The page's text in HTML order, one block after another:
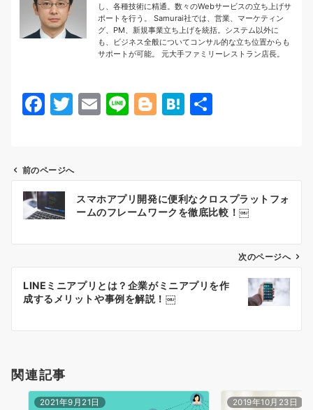
し、各種技術に精通。数々のWebサービスの立ち上げサ
ポートを行う。 Samurai社では、営業、マーケティン
グ、PM、新規事業立ち上げを統括。システム以外に
も、ビジネス全般についてコンサル的な立ち位置からも
サポートが可能。 元大手ファミリーレストラン店長。
F
e
b
o
o
k
T
er
E
Li Bl
er
H
a
投
稿
ナ
ビ
ゲ
シ
ン
前のページへ
スマホアプリ開発に便利なクロスプラットフォ
ームのフレームワークを徹底比較！￼
次のページへ
LINEミニアプリとは？企業がミニアプリを作
成するメリットや事例を解説！￼
関連記事
2021年9月21日 2019年10月23日